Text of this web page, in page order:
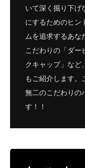
いて深く掘り下げ
にするためのヒン
ムを追求するあな
こだわりの「ダー
クキャップ」など
もご紹介します
無二のこだわりの
す！！